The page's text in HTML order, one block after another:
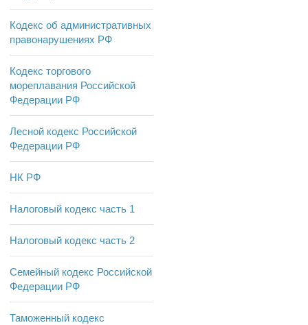
Кодекс об административных
правонарушениях РФ
Кодекс торгового
мореплавания Российской
Федерации РФ
Лесной кодекс Российской
Федерации РФ
НК РФ
Налоговый кодекс часть 1
Налоговый кодекс часть 2
Семейный кодекс Российской
Федерации РФ
Таможенный кодекс